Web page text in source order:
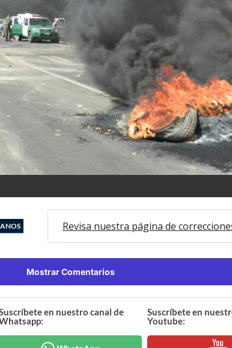
Revisa nuestra página de
Mostrar Comentarios
en nuestro canal de
Suscríbete en
Youtube: